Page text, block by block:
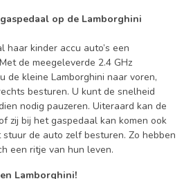
op de Lamborghini
haar kinder accu auto’s een
de meegeleverde 2.4 GHz
de kleine Lamborghini naar voren,
besturen. U kunt de snelheid
nodig pauzeren. Uiteraard kan de
zij bij het gaspedaal kan komen ook
stuur de auto zelf besturen. Zo hebben
een ritje van hun leven.
Lamborghini!